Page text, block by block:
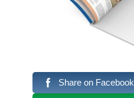
Share on Facebook